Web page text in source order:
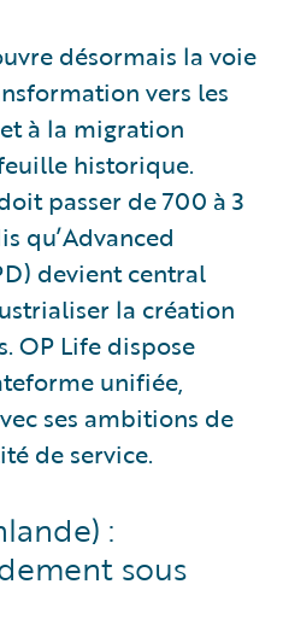
désormais la voie
vers les
à la migration
historique.
passer de 700 à 3
qu’Advanced
devient central
la création
OP Life dispose
unifiée,
ses ambitions de
de service.
:
sous